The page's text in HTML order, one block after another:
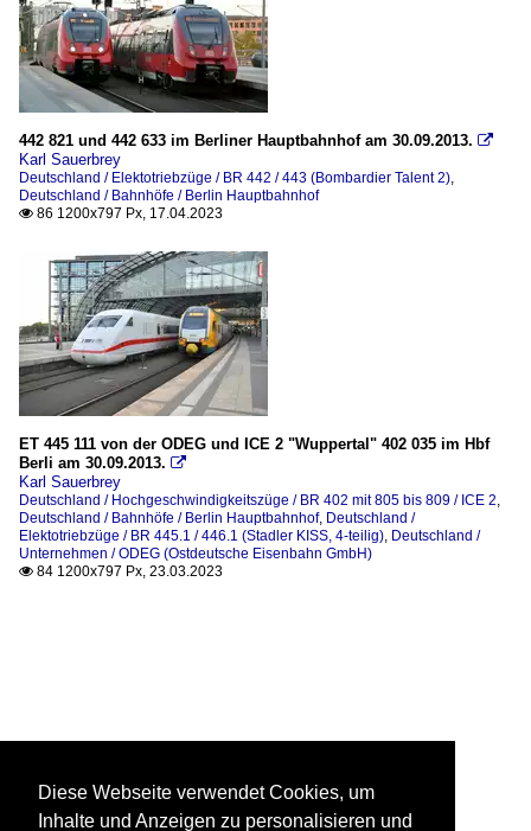
442 821 und 442 633 im Berliner Hauptbahnhof am 30.09.2013. 
Karl Sauerbrey
Deutschland / Elektotriebzüge / BR 442 / 443 (Bombardier Talent 2),
Deutschland / Bahnhöfe / Berlin Hauptbahnhof
 86 1200x797 Px, 17.04.2023
ET 445 111 von der ODEG und ICE 2 "Wuppertal" 402 035 im Hbf
Berli am 30.09.2013. 
Karl Sauerbrey
Deutschland / Hochgeschwindigkeitszüge / BR 402 mit 805 bis 809 / ICE 2,
Deutschland / Bahnhöfe / Berlin Hauptbahnhof, Deutschland /
Elektotriebzüge / BR 445.1 / 446.1 (Stadler KISS, 4-teilig), Deutschland /
Unternehmen / ODEG (Ostdeutsche Eisenbahn GmbH)
 84 1200x797 Px, 23.03.2023
Diese Webseite verwendet Cookies, um
Inhalte und Anzeigen zu personalisieren und